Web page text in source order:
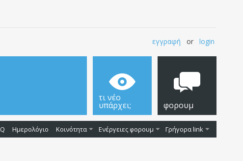
εγγραφή or login
τι νέο
υπάρχει; φορουμ
Ημερολόγιο Κοινότητα Ενέργειες φορουμ Γρήγορα link